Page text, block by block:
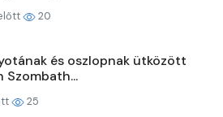
20
és oszlopnak ütközött
Szombath...
25